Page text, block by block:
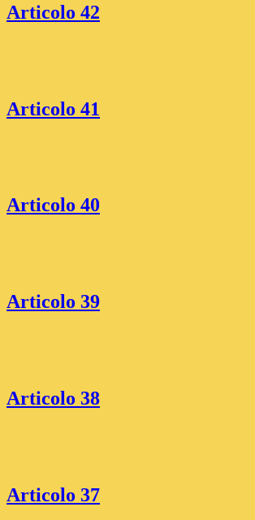
Articolo 42
Articolo 41
Articolo 40
Articolo 39
Articolo 38
Articolo 37